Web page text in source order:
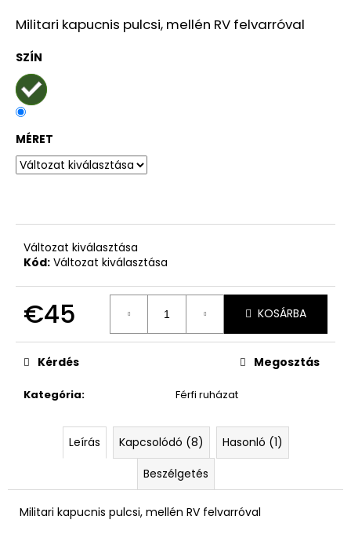
Militari kapucnis pulcsi, mellén RV felvarróval
SZÍN
MÉRET
Változat kiválasztása
Kód: Változat kiválasztása
€45 KOSÁRBA
Kategória: Férfi ruházat
Kérdés Megosztás
Leírás Kapcsolódó (8)
Hasonló (1)
Beszélgetés
Militari kapucnis pulcsi, mellén RV felvarróval
j
á
n
l
j
u
k
A
TÉR-
CD
Korábbi:
€10